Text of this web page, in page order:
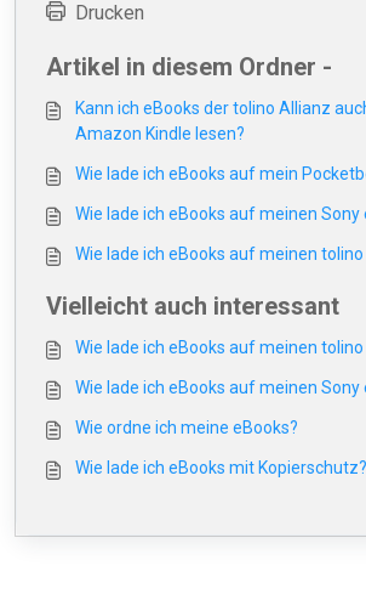
Drucken
Artikel in diesem Ordner -
Kann ich eBooks der tolino Allianz
Amazon Kindle lesen?
Wie lade ich eBooks auf mein
Wie lade ich eBooks auf meinen Sony
Wie lade ich eBooks auf meinen tolino
Vielleicht auch interessant
Wie lade ich eBooks auf meinen tolino
Wie lade ich eBooks auf meinen Sony
Wie ordne ich meine eBooks?
Wie lade ich eBooks mit Kopierschutz?